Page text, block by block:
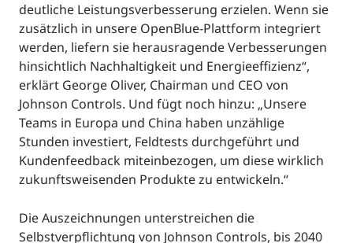
deutliche Leistungsverbesserung erzielen. Wenn sie
zusätzlich in unsere OpenBlue-Plattform integriert
werden, liefern sie herausragende Verbesserungen
hinsichtlich Nachhaltigkeit und Energieeffizienz“,
erklärt George Oliver, Chairman und CEO von
Johnson Controls. Und fügt noch hinzu: „Unsere
Teams in Europa und China haben unzählige
Stunden investiert, Feldtests durchgeführt und
Kundenfeedback miteinbezogen, um diese wirklich
zukunftsweisenden Produkte zu entwickeln.“
Die Auszeichnungen unterstreichen die
Selbstverpflichtung von Johnson Controls, bis 2040